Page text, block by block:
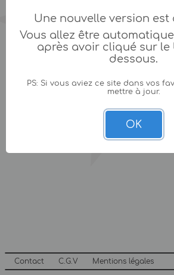
Contact C.G.V Mentions légales
Une nouvelle version est
Vous allez être
après avoir cliqué sur
dessous.
PS: Si vous aviez ce site dans vos
mettre à jour.
OK